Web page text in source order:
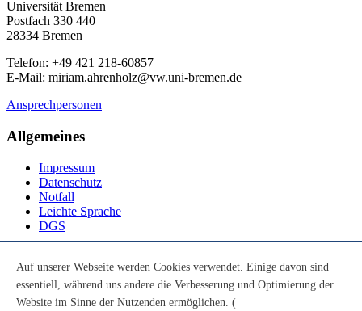
Universität Bremen
Postfach 330 440
28334 Bremen
Telefon: +49 421 218-60857
E-Mail: miriam.ahrenholz@vw.uni-bremen.de
Ansprechpersonen
Allgemeines
Impressum
Datenschutz
Notfall
Leichte Sprache
DGS
Youtube
Instagram
Auf unserer Webseite werden Cookies verwendet. Einige davon sind
essentiell, während uns andere die Verbesserung und Optimierung der
Website im Sinne der Nutzenden ermöglichen. (